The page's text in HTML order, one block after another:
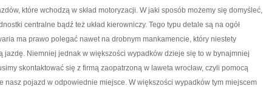
POTRZEBNE
które wchodzą w skład motoryzacji. W jaki sposób możemy się domyśleć,
centralne bądź też układ kierowniczy. Tego typu detale są na ogół
ma prawo polegać nawet na drobnym mankamencie, który niestety
Niemniej jednak w większości wypadków dzieje się to w bynajmniej
skontaktować się z firmą zaopatrzoną w laweta wrocław, czyli pomocą
nasz pojazd w odpowiednie miejsce. W większości wypadków tym miejscem